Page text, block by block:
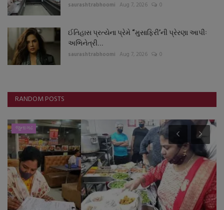
saurashtrabhoomi Aug 7, 2026 0
ઈતિહાસ પ્રત્યેના પ્રેમે “મુસાફિરી’ની પ્રેરણા આપીઃ
અભિનેત્રી...
saurashtrabhoomi Aug 7, 2026 0
RANDOM POSTS
જુનાગઢ